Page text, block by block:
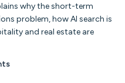
why the short-term
problem, how AI search is
and real estate are